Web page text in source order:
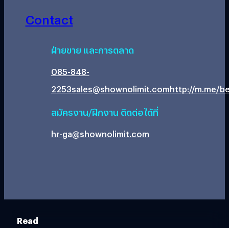
Contact
ฝ่ายขาย และการตลาด
085-848-
2253sales@shownolimit.comhttp://m.me/
สมัครงาน/ฝึกงาน ติดต่อได้ที่
hr-ga@shownolimit.com
Read